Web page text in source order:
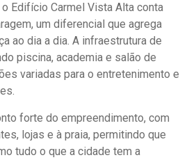
Edifício Carmel Vista Alta conta
um diferencial que agrega
ao dia a dia. A infraestrutura de
piscina, academia e salão de
variadas para o entretenimento e
forte do empreendimento, com
lojas e à praia, permitindo que
tudo o que a cidade tem a